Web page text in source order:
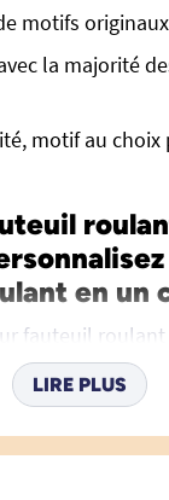
motifs
la majorité
motif au
en un
fauteuil roulant
unique et
pour allier
LIRE PLUS